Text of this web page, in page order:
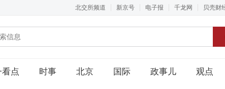
北交所频道 新京号 电子报 千龙网 贝壳财
点 时事 北京 国际 政事儿 观点